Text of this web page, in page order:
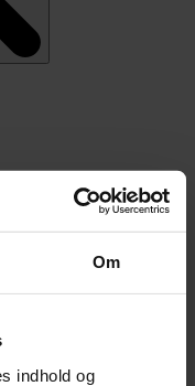
Om
indhold og